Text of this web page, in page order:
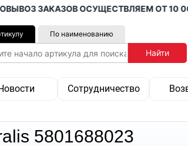
ЗАКАЗОВ ОСУЩЕСТВЛЯЕМ ОТ 10 000
По наименованию
Сотрудничество
5801688023